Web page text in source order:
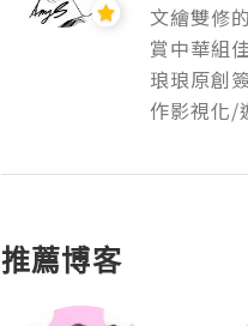
文繪雙修
賞中華組
琅琅原創
作影視化/
推薦博客